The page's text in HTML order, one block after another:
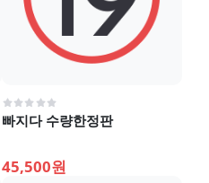
빠지다 수량한정판
45,500원